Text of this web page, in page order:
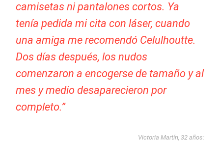
camisetas ni pantalones cortos. Ya
tenía pedida mi cita con láser, cuando
una amiga me recomendó Celulhoutte.
Dos días después, los nudos
comenzaron a encogerse de tamaño y al
mes y medio desaparecieron por
completo.”
Victoria Martín, 32 años: